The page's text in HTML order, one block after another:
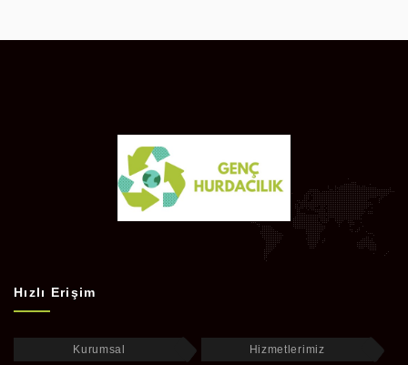
Hızlı Erişim
Kurumsal Hizmetlerimiz